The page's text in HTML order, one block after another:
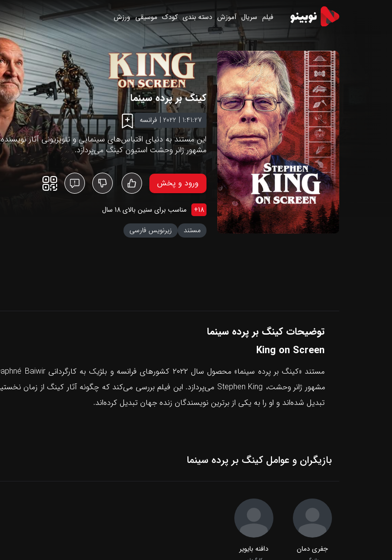
فیلم سریال آموزش دسته بندی کودک موسیقی ورزش
کینگ بر پرده سینما
1:41:27
|
2022
| فرانسه
این مستند به دنیای اقتباس‌های سینمایی و تلویزیونی آثار نویسنده
مشهور ژانر وحشت استیون کینگ می‌پردازد.
ورود و پخش
18
+ مناسب برای سنین بالای18 سال
مستند
زیرنویس فارسی
توضیحات کینگ بر پرده سینما
King on Screen
تبدیل شده‌اند و او را به یکی از برترین نویسندگان زنده جهان تبدیل کرده‌اند.
بازیگران و عوامل کینگ بر پرده سینما
جفری دمان دافنه بایویر